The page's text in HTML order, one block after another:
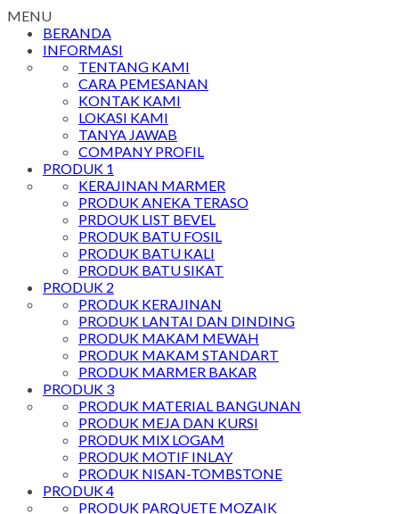
MENU
BERANDA
INFORMASI
TENTANG KAMI
CARA PEMESANAN
KONTAK KAMI
LOKASI KAMI
TANYA JAWAB
COMPANY PROFIL
PRODUK 1
KERAJINAN MARMER
PRODUK ANEKA TERASO
PRDOUK LIST BEVEL
PRODUK BATU FOSIL
PRODUK BATU KALI
PRODUK BATU SIKAT
PRODUK 2
PRODUK KERAJINAN
PRODUK LANTAI DAN DINDING
PRODUK MAKAM MEWAH
PRODUK MAKAM STANDART
PRODUK MARMER BAKAR
PRODUK 3
PRODUK MATERIAL BANGUNAN
PRODUK MEJA DAN KURSI
PRODUK MIX LOGAM
PRODUK MOTIF INLAY
PRODUK NISAN-TOMBSTONE
PRODUK 4
PRODUK PARQUETE MOZAIK